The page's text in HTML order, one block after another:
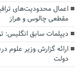
اعمال محدودیت‌های
مقطعی چالوس و هراز
دیپلمات سابق انگلیس:‌
ارائه گزارش وزیر علوم
دولت